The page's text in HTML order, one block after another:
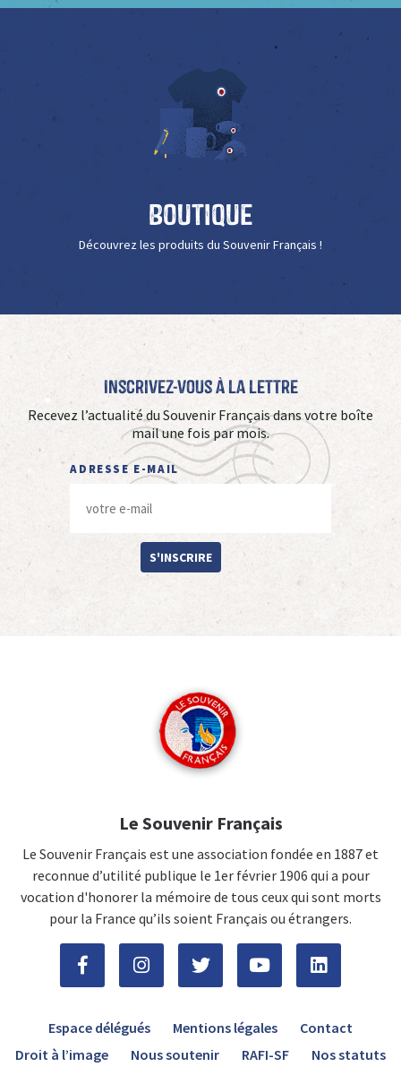
Boutique
Découvrez les produits du Souvenir Français !
Inscrivez-vous à La Lettre
Recevez l’actualité du Souvenir Français dans votre boîte
mail une fois par mois.
ADRESSE E-MAIL
S'INSCRIRE
Le Souvenir Français
Le Souvenir Français est une association fondée en 1887 et
reconnue d’utilité publique le 1er février 1906 qui a pour
vocation d'honorer la mémoire de tous ceux qui sont morts
pour la France qu’ils soient Français ou étrangers.
Espace délégués Mentions légales
Contact
Droit à l’image
Nous soutenir RAFI-SF Nos statuts